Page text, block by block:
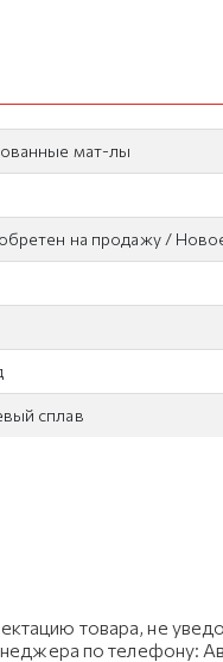
мат-лы
на продажу /
сплав
товара, не
по